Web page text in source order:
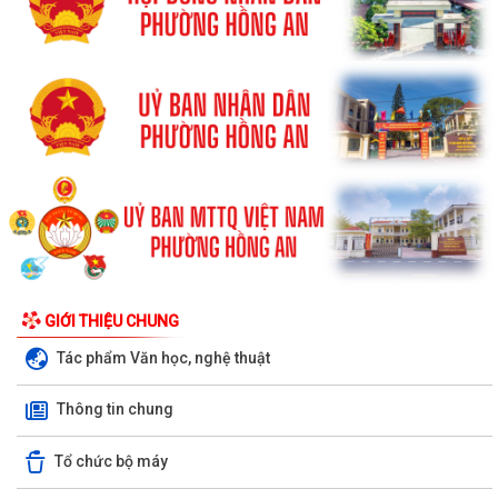
GIỚI THIỆU CHUNG
Tác phẩm Văn học, nghệ thuật
Thông tin chung
Tổ chức bộ máy